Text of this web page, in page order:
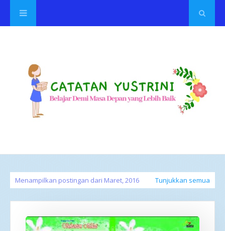
Menampilkan postingan dari Maret, 2016 Tunjukkan semua